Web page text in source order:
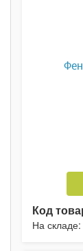
Код
На складе: